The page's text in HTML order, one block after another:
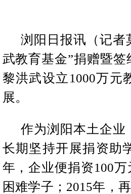
浏阳日报讯（记者
武教育基金”捐赠暨
黎洪武设立1000万元
展。
作为浏阳本土企业
长期坚持开展捐资助
年，企业便捐资100
困难学子；2015年，